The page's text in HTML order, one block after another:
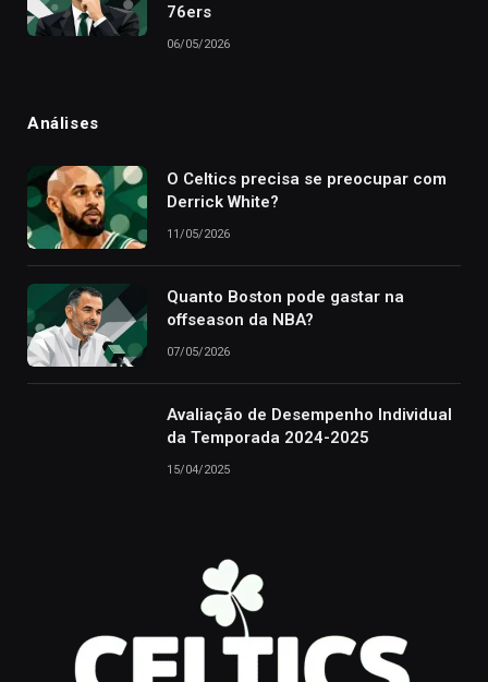
76ers
06/05/2026
Análises
O Celtics precisa se preocupar com
Derrick White?
11/05/2026
Quanto Boston pode gastar na
offseason da NBA?
07/05/2026
Avaliação de Desempenho Individual
da Temporada 2024-2025
15/04/2025